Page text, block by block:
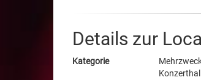
Details zur
Kategorie